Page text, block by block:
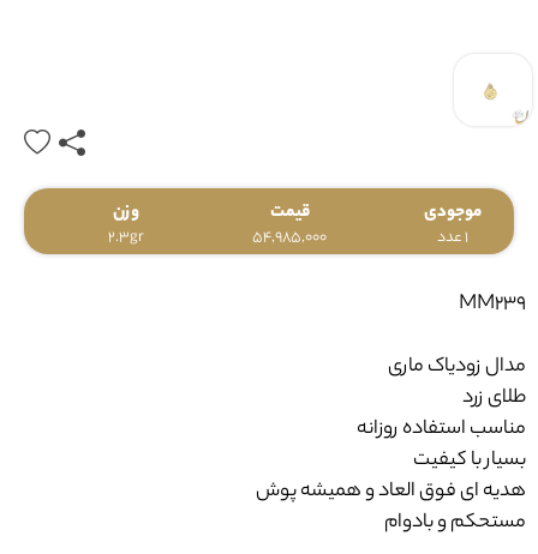
موجودی
1 عدد
قیمت
54,985,000
وزن
2.3gr
MM239
مدال زودیاک ماری
طلای زرد
مناسب استفاده روزانه
بسیار با کیفیت
هدیه ای فوق العاد و همیشه پوش
مستحکم و بادوام